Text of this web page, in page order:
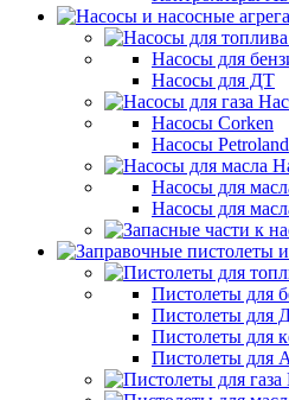
Насосы для
Насосы для ДТ
Насосы Corken
Насосы Petroland
Насосы для
Насосы для
Пистолеты для
Пистолеты для
Пистолеты для
Пистолеты для